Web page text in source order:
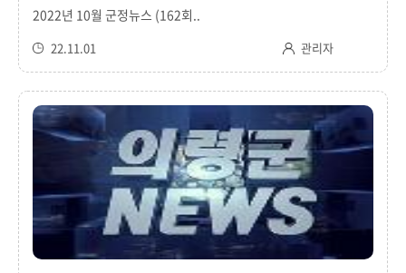
2022년 10월 군정뉴스 (162회..
22.11.01 관리자